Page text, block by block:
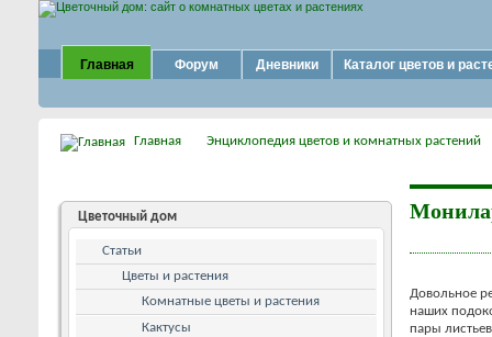
Главная Форум Дневники Каталог цветов и
Главная Энциклопедия цветов и комнатных растений
Довольное
наших
пары
Цветочный дом
Статьи
Цветы и растения
Комнатные цветы и растения
Кактусы